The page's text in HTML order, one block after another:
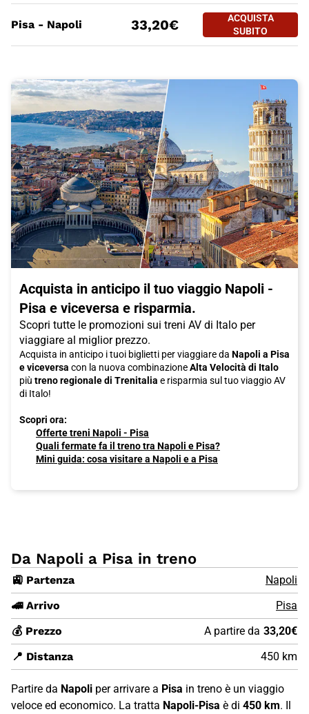
PREZZO BIGLIETTO TRENO
ACQUISTA SUBITO
Pisa - Napoli 33,20€
ACQUISTA
SUBITO
PISA -
Acquista in anticipo il tuo viaggio Napoli -
Pisa e viceversa e risparmia.
Scopri tutte le promozioni sui treni AV di Italo per
viaggiare al miglior prezzo.
Acquista in anticipo i tuoi biglietti per viaggiare da Napoli a Pisa
e viceversa con la nuova combinazioneAlta Velocità di Italo
più treno regionale di Trenitalia e risparmia sul tuo viaggio AV
di Italo!
Scopri ora:
Offerte treni Napoli - Pisa
Quali fermate fa il treno tra Napoli e Pisa?
Mini guida: cosa visitare a Napoli e a Pisa
Da Napoli a Pisa in treno
🚉 Partenza
Napoli
🚄 Arrivo
Pisa
💰 Prezzo
A partire da 33,20€
📍 Distanza
450 km
Partire da Napoli per arrivare a Pisa in treno è un viaggio
veloce ed economico. La tratta Napoli-Pisa è di 450 km. Il